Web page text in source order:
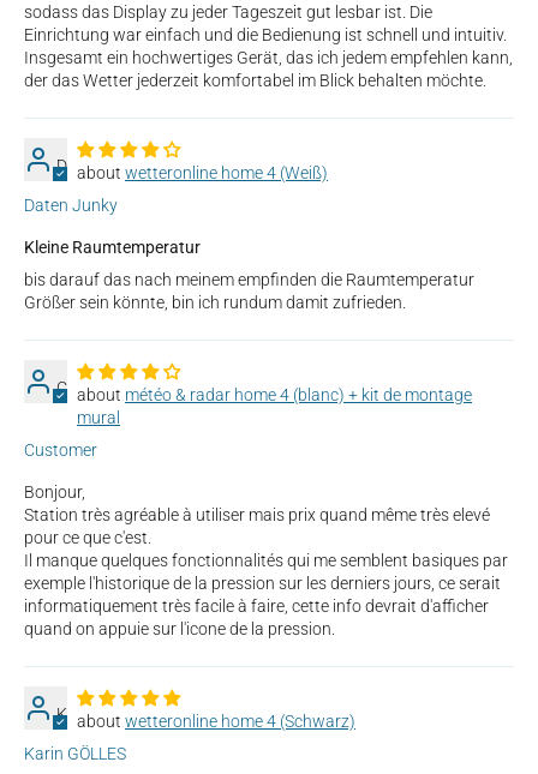
sodass das Display zu jeder Tageszeit gut lesbar ist. Die
Einrichtung war einfach und die Bedienung ist schnell und intuitiv.
Insgesamt ein hochwertiges Gerät, das ich jedem empfehlen kann,
der das Wetter jederzeit komfortabel im Blick behalten möchte.
D
wetteronline home 4 (Weiß)
Daten Junky
Kleine Raumtemperatur
bis darauf das nach meinem empfinden die Raumtemperatur
Größer sein könnte, bin ich rundum damit zufrieden.
C
météo & radar home 4 (blanc) + kit de montage
mural
Customer
Bonjour,
Station très agréable à utiliser mais prix quand même très elevé
pour ce que c'est.
Il manque quelques fonctionnalités qui me semblent basiques par
exemple l'historique de la pression sur les derniers jours, ce serait
informatiquement très facile à faire, cette info devrait d'afficher
quand on appuie sur l'icone de la pression.
K
wetteronline home 4 (Schwarz)
Karin GÖLLES